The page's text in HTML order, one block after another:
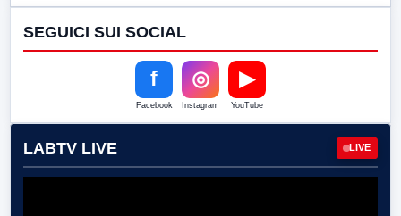
SEGUICI SUI SOCIAL
f
Facebook
◎
Instagram
▶
YouTube
LABTV LIVE LIVE